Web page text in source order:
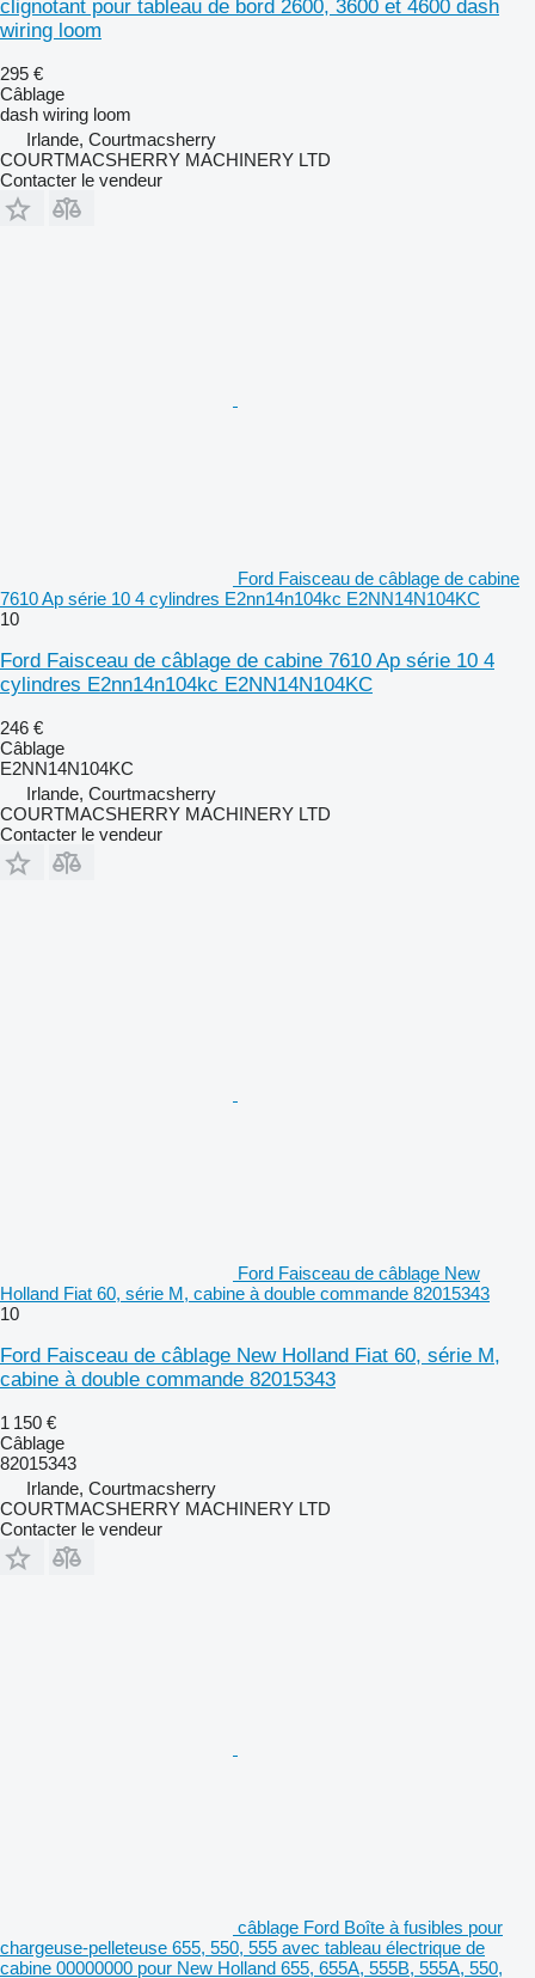
clignotant pour tableau de bord 2600, 3600 et 4600 dash
wiring loom
295 €
Câblage
dash wiring loom
Irlande, Courtmacsherry
COURTMACSHERRY MACHINERY LTD
Contacter le vendeur
Ford Faisceau de câblage de cabine
7610 Ap série 10 4 cylindres E2nn14n104kc E2NN14N104KC
10
Ford Faisceau de câblage de cabine 7610 Ap série 10 4
cylindres E2nn14n104kc E2NN14N104KC
246 €
Câblage
E2NN14N104KC
Irlande, Courtmacsherry
COURTMACSHERRY MACHINERY LTD
Contacter le vendeur
Ford Faisceau de câblage New
Holland Fiat 60, série M, cabine à double commande 82015343
10
Ford Faisceau de câblage New Holland Fiat 60, série M,
cabine à double commande 82015343
1 150 €
Câblage
82015343
Irlande, Courtmacsherry
COURTMACSHERRY MACHINERY LTD
Contacter le vendeur
câblage Ford Boîte à fusibles pour
chargeuse-pelleteuse 655, 550, 555 avec tableau électrique de
cabine 00000000 pour New Holland 655, 655A, 555B, 555A, 550,